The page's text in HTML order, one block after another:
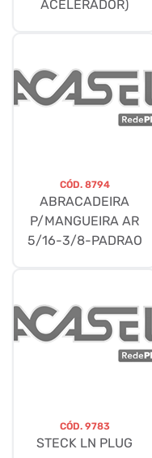
ACELERADOR)
CÓD. 8794
ABRACADEIRA
P/MANGUEIRA AR
5/16-3/8-PADRAO
CÓD. 9783
STECK LN PLUG